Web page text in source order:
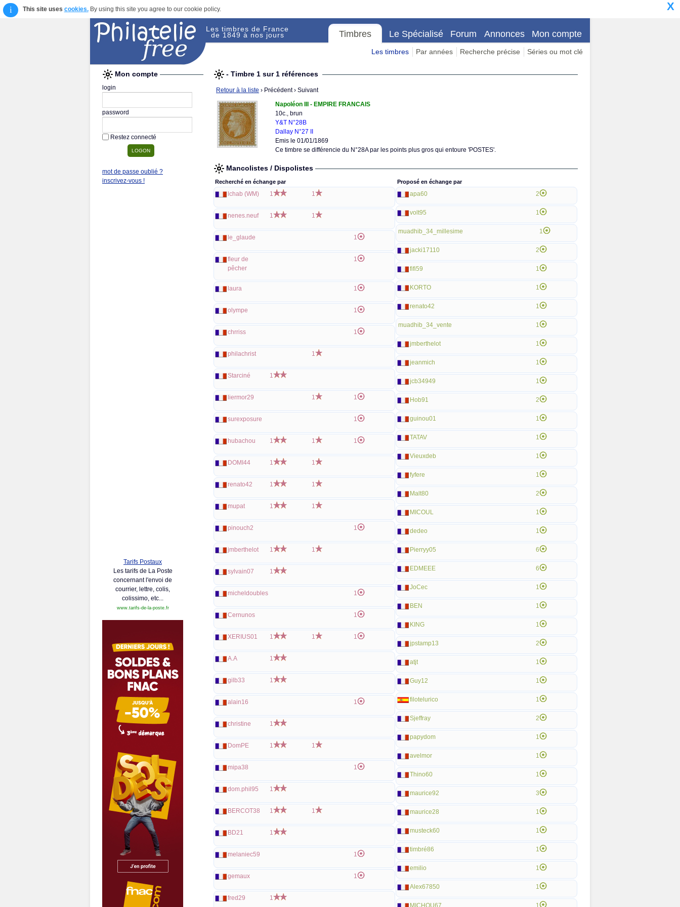
i This site uses cookies.By using this site you agree to our cookie policy. X
Les timbres de France
de 1849 à nos jours Timbres Le Spécialisé Forum Annonces Mon compte
Les timbres Par années Recherche précise Séries ou mot clé
Mon compte
login
password
Restez connecté
mot de passe oublié ?
inscrivez-vous !
Tarifs Postaux
Les tarifs de La Poste
concernant l'envoi de
courrier, lettre, colis,
colissimo, etc...
www.tarifs-de-la-poste.fr
- Timbre 1 sur 1 références
Retour à la liste › Précédent› Suivant
Napoléon III - EMPIRE FRANCAIS
10c., brun
Y&T N°28B
Dallay N°27 II
Emis le 01/01/1869
Ce timbre se différencie du N°28A par les points plus gros qui entoure 'POSTES'.
Mancolistes / Dispolistes
Recherché en échange par
lchab (WM) 1 1
nenes.neuf 1 1
le_glaude 1
fleur de
pêcher
1
laura 1
olympe 1
chrriss 1
philachrist 1
Starciné 1
liermor29 1 1
surexposure 1
hubachou 1 1 1
DOMI44 1 1
renato42 1 1
mupat 1 1
pinouch2 1
jmberthelot 1 1
sylvain07 1
micheldoubles 1
Cernunos 1
XERIUS01 1 1 1
A.A 1
gilb33 1
alain16 1
christine 1
DomPE 1 1
mipa38 1
dom.phil95 1
BERCOT38 1 1
BD21 1
melaniec59 1
gemaux 1
fred29 1
Proposé en échange par
apa60 2
volt95 1
muadhib_34_millesime 1
jacki17110 2
fifi59 1
KORTO 1
renato42 1
muadhib_34_vente 1
jmberthelot 1
jeanmich 1
jcb34949 1
Hob91 2
guinou01 1
TATAV 1
Vieuxdeb 1
fyfere 1
Malt80 2
MICOUL 1
dedeo 1
Pierryy05 6
EDMEEE 6
JoCec 1
BEN 1
KING 1
jpstamp13 2
atjt 1
Guy12 1
filotelurico 1
Sjeffray 2
papydom 1
avelmor 1
Thino60 1
maurice92 3
maurice28 1
musteck60 1
timbré86 1
emilio 1
Alex67850 1
MICHOU67 1